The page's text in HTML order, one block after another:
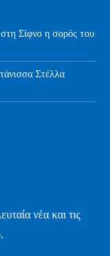
Σίφνο η σορός του
Στέλλα
νέα και τις